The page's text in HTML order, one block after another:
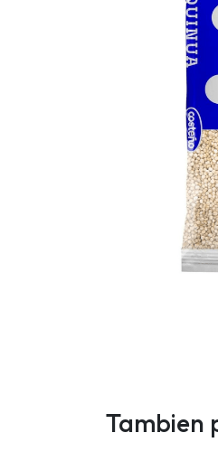
Tambien